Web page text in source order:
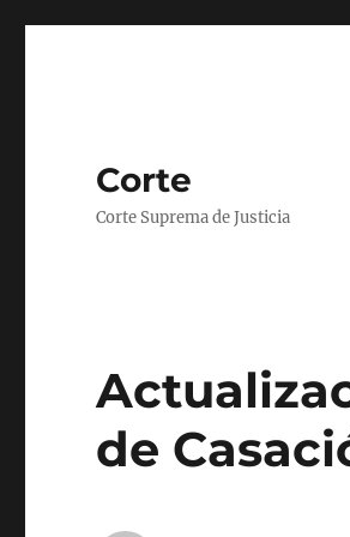
Corte
Corte Suprema de Justicia
de